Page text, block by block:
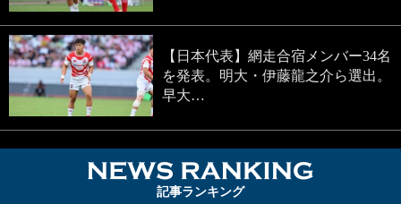
【日本代表】網走合宿メンバー34名
を発表。明大・伊藤龍之介ら選出。
早大…
記事ランキング